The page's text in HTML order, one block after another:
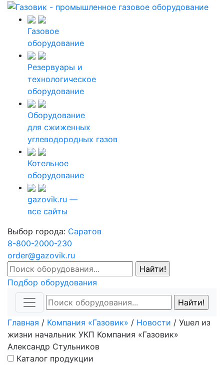
Газовое
оборудование
Резервуары и
технологическое
оборудование
Оборудование
для сжиженных
углеводородных газов
Котельное
оборудование
gazovik.ru —
все сайты
Выбор города: Саратов
8-800-2000-230
order@gazovik.ru
Подбор оборудования
Главная / Компания «Газовик» / Новости / Ушел из
жизни начальник УКП Компания «Газовик»
Александр Стульников
Каталог продукции